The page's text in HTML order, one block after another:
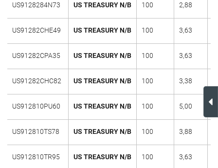
US9128284N73 US TREASURY N/B 100 2,88
US91282CHE49 US TREASURY N/B 100 3,63
US91282CPA35 US TREASURY N/B 100 3,63
US91282CHC82 US TREASURY N/B 100 3,38
US912810PU60 US TREASURY N/B 100 5,00
US912810TS78 US TREASURY N/B 100 3,88
US912810TR95 US TREASURY N/B 100 3,63